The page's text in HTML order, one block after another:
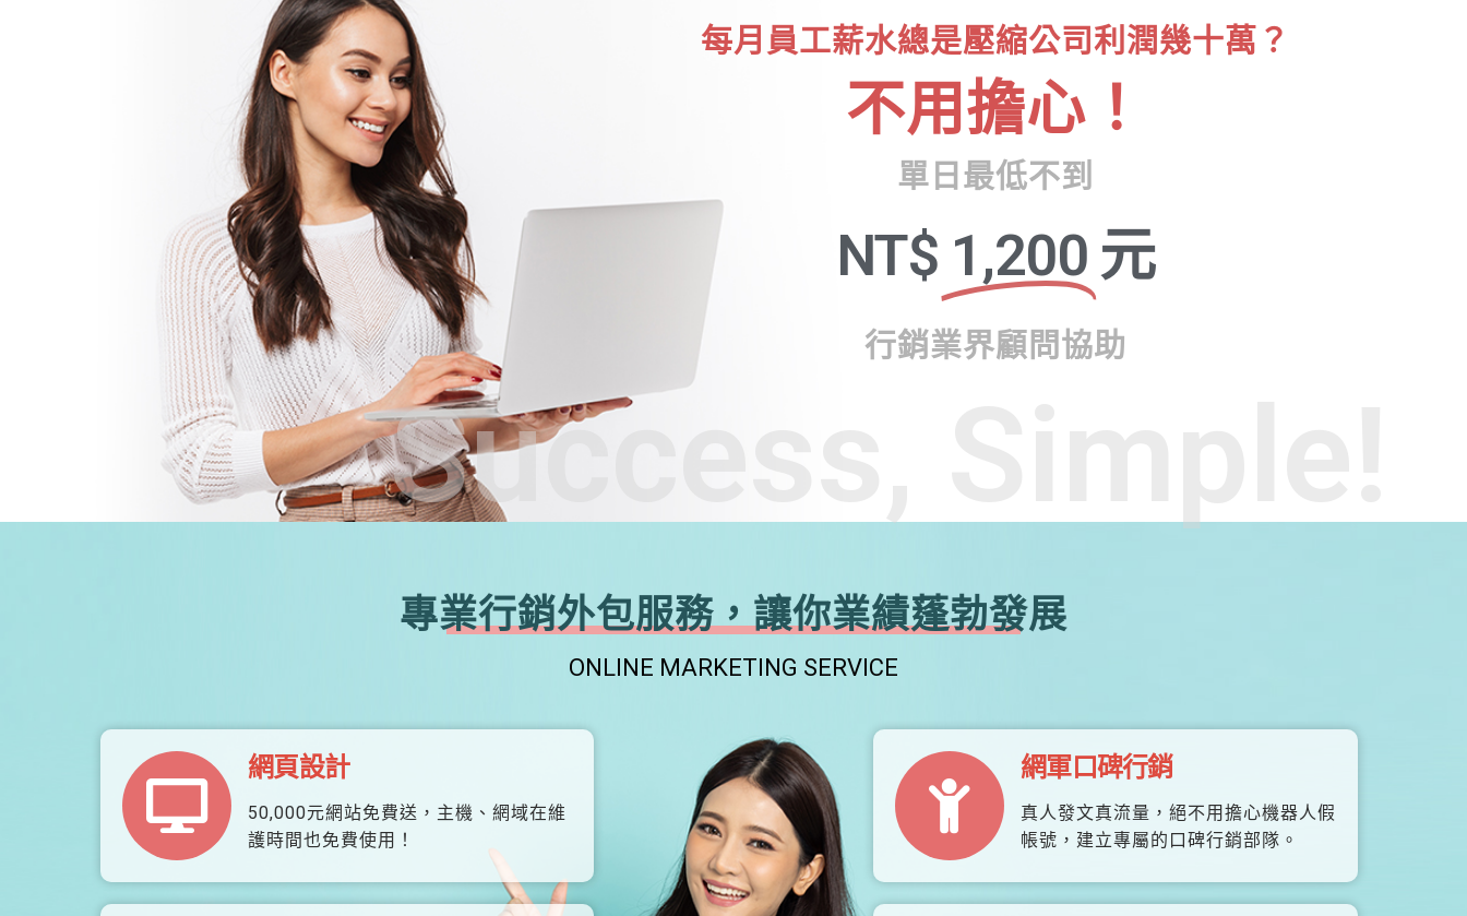
Success, Simple!
每月員工薪水總是壓縮公司利潤幾十萬？
不用擔心！
單日最低不到
NT$ 1,200 元
行銷業界顧問協助
專業行銷外包服務，讓你業績蓬勃發展
ONLINE MARKETING SERVICE
網頁設計
50,000元網站免費送，主機、網域在維
護時間也免費使用！
網軍口碑行銷
真人發文真流量，絕不用擔心機器人假
帳號，建立專屬的口碑行銷部隊。